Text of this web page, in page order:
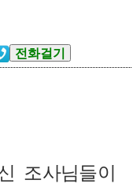
조사님들이